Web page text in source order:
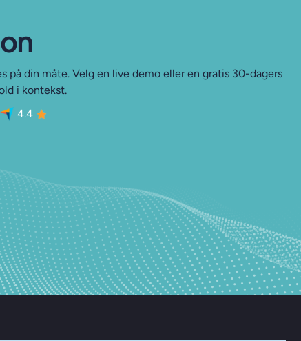
på din måte. Velg en live demo eller en gratis 30-dagers
i kontekst.
4.4